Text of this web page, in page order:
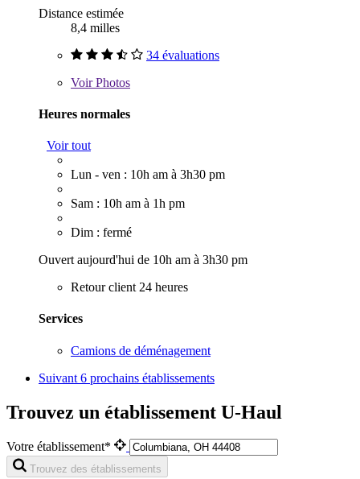
Distance estimée
8,4 milles
34 évaluations
VoirPhotos
Heures normales
Voir tout
Lun - ven : 10h am à 3h30 pm
Sam : 10h am à 1h pm
Dim : fermé
Ouvert aujourd'hui de 10h am à 3h30 pm
Retour client 24 heures
Services
Camions de déménagement
Suivant 6 prochains établissements
Trouvez un établissement U-Haul
Votre établissement*
Trouvez des établissements